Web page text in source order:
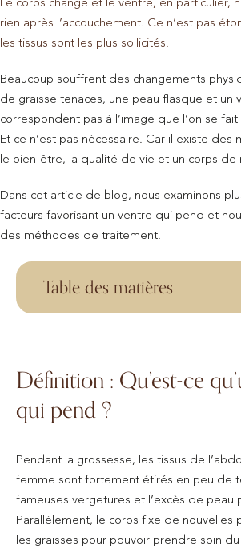
rien après l’accouchement. Ce n’est pas
les tissus sont les plus sollicités.
Beaucoup souffrent des changements
de graisse tenaces, une peau flasque et un
correspondent pas à l’image que l’on se
Et ce n’est pas nécessaire. Car il existe
le bien-être, la qualité de vie et un corps de
Dans cet article de blog, nous examinons
facteurs favorisant un ventre qui pend et
des méthodes de traitement.
Table des matières
Définition : Qu’est-ce
qui pend ?
Pendant la grossesse, les tissus de
femme sont fortement étirés en peu de
fameuses vergetures et l’excès de peau
Parallèlement, le corps fixe de nouvelles
les graisses pour pouvoir prendre soin